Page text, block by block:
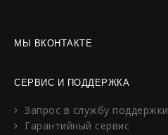
МЫ ВКОНТАКТЕ
СЕРВИС И ПОДДЕРЖКА
Запрос в службу поддержки
Гарантийный сервис